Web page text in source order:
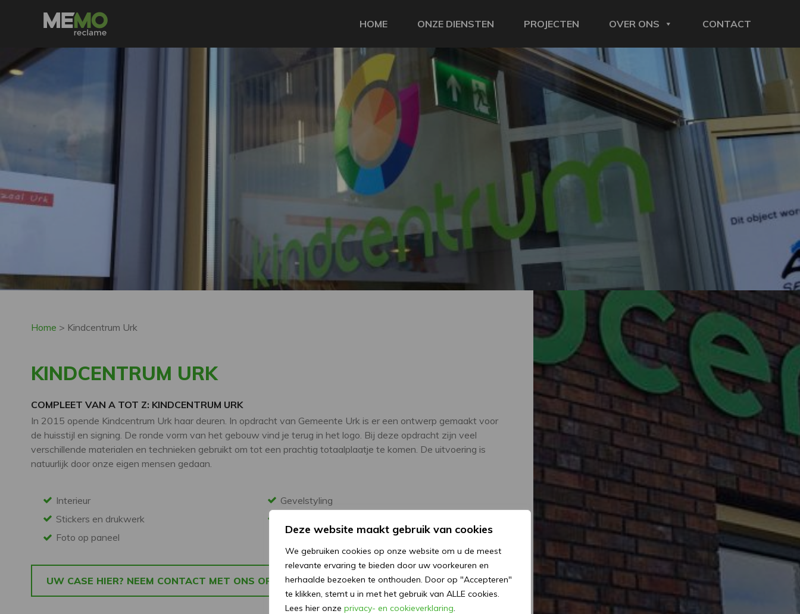
Deze website maakt gebruik van cookies
We gebruiken cookies op onze website om u de meest
relevante ervaring te bieden door uw voorkeuren en
herhaalde bezoeken te onthouden. Door op "Accepteren"
te klikken, stemt u in met het gebruik van ALLE cookies.
Lees hier onze privacy- en cookieverklaring
HOME ONZE DIENSTEN PROJECTEN OVER ONS CONTACT
Home > Kindcentrum Urk
KINDCENTRUM URK
COMPLEET VAN A TOT Z: KINDCENTRUM URK
In 2015 opende Kindcentrum Urk haar deuren. In opdracht van Gemeente Urk is er een ontwerp gemaakt voor
de huisstijl en signing. De ronde vorm van het gebouw vind je terug in het logo. Bij deze opdracht zijn veel
verschillende materialen en technieken gebruikt om tot een prachtig totaalplaatje te komen. De uitvoering is
natuurlijk door onze eigen mensen gedaan.
Interieur
Gevelstyling
Stickers en drukwerk
Foto op paneel
UW CASE HIER? NEEM CONTACT MET ONS OP